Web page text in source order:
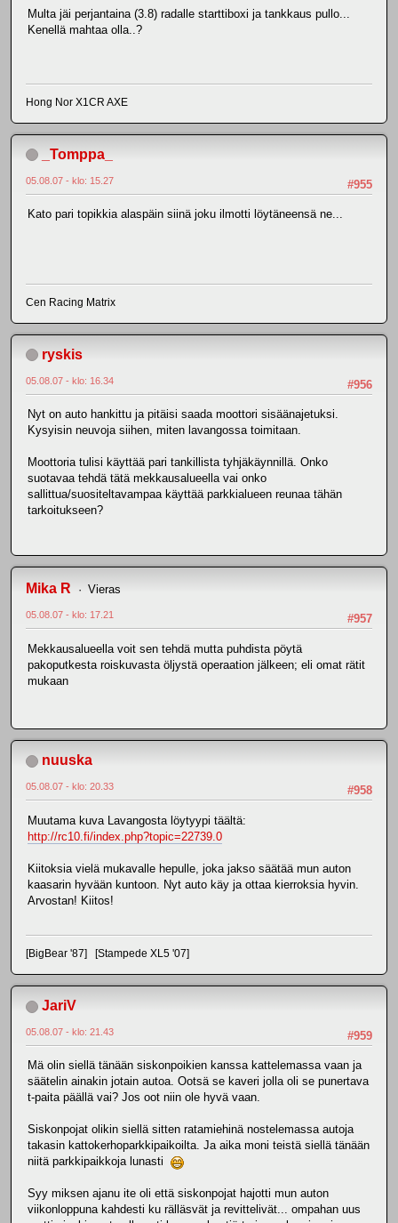
Multa jäi perjantaina (3.8) radalle starttiboxi ja tankkaus pullo...
Kenellä mahtaa olla..?
Hong Nor X1CR AXE
_Tomppa_
#955
05.08.07 - klo: 15.27
Kato pari topikkia alaspäin siinä joku ilmotti löytäneensä ne...
Cen Racing Matrix
ryskis
#956
05.08.07 - klo: 16.34
Nyt on auto hankittu ja pitäisi saada moottori sisäänajetuksi.
Kysyisin neuvoja siihen, miten lavangossa toimitaan.
Moottoria tulisi käyttää pari tankillista tyhjäkäynnillä. Onko
suotavaa tehdä tätä mekkausalueella vai onko
sallittua/suositeltavampaa käyttää parkkialueen reunaa tähän
tarkoitukseen?
Mika R Vieras
#957
05.08.07 - klo: 17.21
Mekkausalueella voit sen tehdä mutta puhdista pöytä
pakoputkesta roiskuvasta öljystä operaation jälkeen; eli omat rätit
mukaan
nuuska
#958
05.08.07 - klo: 20.33
Muutama kuva Lavangosta löytyypi täältä:
http://rc10.fi/index.php?topic=22739.0
Kiitoksia vielä mukavalle hepulle, joka jakso säätää mun auton
kaasarin hyvään kuntoon. Nyt auto käy ja ottaa kierroksia hyvin.
Arvostan! Kiitos!
[BigBear '87] [Stampede XL5 '07]
JariV
#959
05.08.07 - klo: 21.43
Mä olin siellä tänään siskonpoikien kanssa kattelemassa vaan ja
säätelin ainakin jotain autoa. Ootsä se kaveri jolla oli se punertava
t-paita päällä vai? Jos oot niin ole hyvä vaan.
Siskonpojat olikin siellä sitten ratamiehinä nostelemassa autoja
takasin kattokerhoparkkipaikoilta. Ja aika moni teistä siellä tänään
niitä parkkipaikkoja lunasti
Syy miksen ajanu ite oli että siskonpojat hajotti mun auton
viikonloppuna kahdesti ku rälläsvät ja revittelivät... ompahan uus